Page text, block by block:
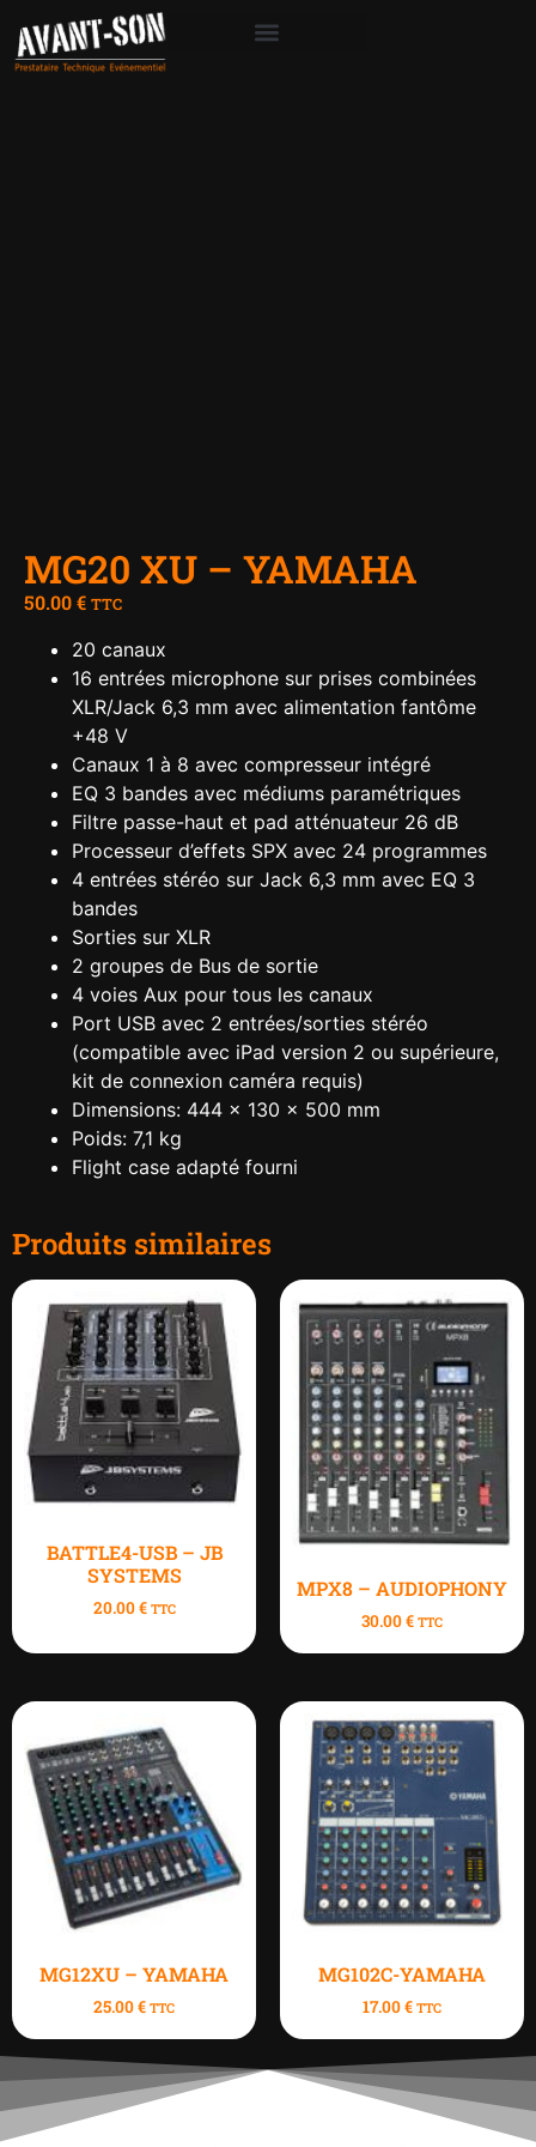
MG20 XU – YAMAHA
50.00€ TTC
20 canaux
16 entrées microphone sur prises combinées
XLR/Jack 6,3 mm avec alimentation fantôme
+48 V
Canaux 1 à 8 avec compresseur intégré
EQ 3 bandes avec médiums paramétriques
Filtre passe-haut et pad atténuateur 26 dB
Processeur d’effets SPX avec 24 programmes
4 entrées stéréo sur Jack 6,3 mm avec EQ 3
bandes
Sorties sur XLR
2 groupes de Bus de sortie
4 voies Aux pour tous les canaux
Port USB avec 2 entrées/sorties stéréo
(compatible avec iPad version 2 ou supérieure,
kit de connexion caméra requis)
Dimensions: 444 x 130 x 500 mm
Poids: 7,1 kg
Flight case adapté fourni
Produits similaires
BATTLE4-USB – JB
SYSTEMS
20.00€ TTC
MPX8 – AUDIOPHONY
30.00€ TTC
MG12XU – YAMAHA
25.00€ TTC
MG102C-YAMAHA
17.00€ TTC